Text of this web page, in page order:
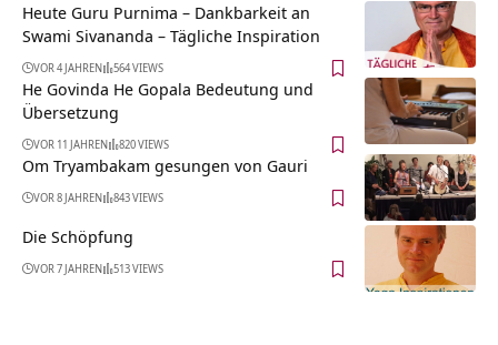
Heute Guru Purnima – Dankbarkeit an
Swami Sivananda – Tägliche Inspiration
VOR 4 JAHREN 564 VIEWS
He Govinda He Gopala Bedeutung und
Übersetzung
VOR 11 JAHREN 820 VIEWS
Om Tryambakam gesungen von Gauri
VOR 8 JAHREN 843 VIEWS
Die Schöpfung
VOR 7 JAHREN 513 VIEWS